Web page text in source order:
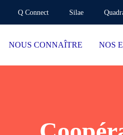
Q Connect Silae
NOUS CONNAÎTRE NOS